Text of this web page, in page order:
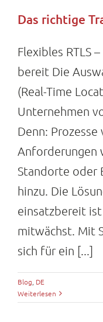
Das richtige
Flexibles RTLS
bereit Die
(Real-Time
Unternehmen
Denn: Prozesse
Anforderungen
Standorte oder
hinzu. Die
einsatzbereit
mitwächst. Mit
sich für ein [...]
Blog, DE
Weiterlesen